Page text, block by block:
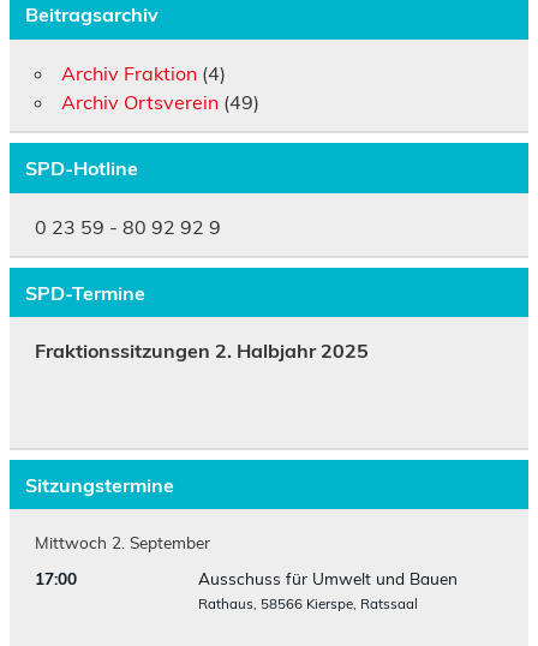
Beitragsarchiv
Archiv Fraktion(4)
Archiv Ortsverein(49)
SPD-Hotline
0 23 59 - 80 92 92 9
SPD-Termine
Fraktionssitzungen 2. Halbjahr 2025
Sitzungstermine
Mittwoch 2. September
17:00
Ausschuss für Umwelt und Bauen
Rathaus, 58566 Kierspe, Ratssaal